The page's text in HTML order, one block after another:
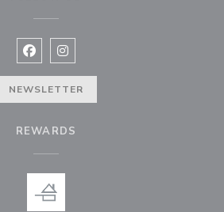
Facebook ((opens in a new
Instagram ((opens in a new
NEWSLETTER
REWARDS